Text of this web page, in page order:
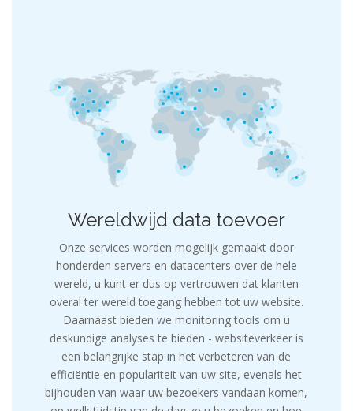
Wereldwijd data toevoer
Onze services worden mogelijk gemaakt door
honderden servers en datacenters over de hele
wereld, u kunt er dus op vertrouwen dat klanten
overal ter wereld toegang hebben tot uw website.
Daarnaast bieden we monitoring tools om u
deskundige analyses te bieden - websiteverkeer is
een belangrijke stap in het verbeteren van de
efficiëntie en populariteit van uw site, evenals het
bijhouden van waar uw bezoekers vandaan komen,